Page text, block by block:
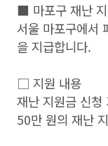
■ 마포구 재난
서울 마포구에서
을 지급합니다.
□ 지원 내용
재난 지원금 신
50만 원의 재난